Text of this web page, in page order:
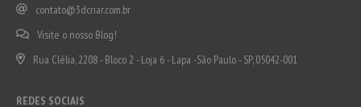
contato@3dcriar.com.br
Visite o nosso Blog!
Rua Clélia, 2208 - Bloco 2 - Loja 6 - Lapa -São Paulo - SP, 05042-001
REDES SOCIAIS